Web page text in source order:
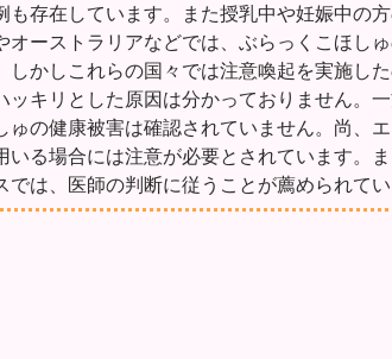
存在しています。また授乳中や妊娠中の
ーストラリアなどでは、ぶらっくこほし
しかしこれらの国々では注意喚起を実施し
ッキリとした原因は分かっておりません。
の健康被害は確認されていません。尚、
いる場合には注意が必要とされています。
は、医師の判断に従うことが薦められてい